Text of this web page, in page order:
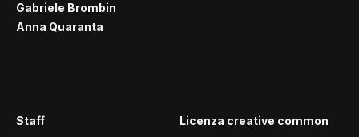
Gabriele Brombin
Anna Quaranta
Staff Licenza creative common